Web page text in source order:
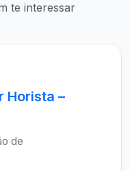
te interessar
Horista –
de